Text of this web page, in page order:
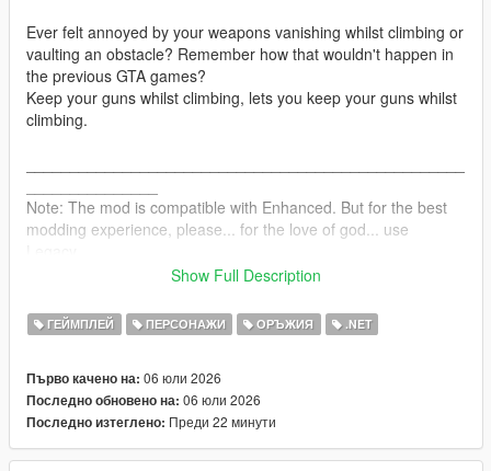
Ever felt annoyed by your weapons vanishing whilst climbing or
vaulting an obstacle? Remember how that wouldn't happen in
the previous GTA games?
Keep your guns whilst climbing, lets you keep your guns whilst
climbing.
Note: The mod is compatible with Enhanced. But for the best
modding experience, please... for the love of god... use
Drag and drop the scripts folder, inside the ClimbGuns.zip, into
CHANGELOG:
VERSION 0:
Show Full Description
ГЕЙМПЛЕЙ ПЕРСОНАЖИ ОРЪЖИЯ .NET
Първо качено на: 06 юли 2026
Последно обновено на: 06 юли 2026
Последно изтеглено: Преди 22 минути